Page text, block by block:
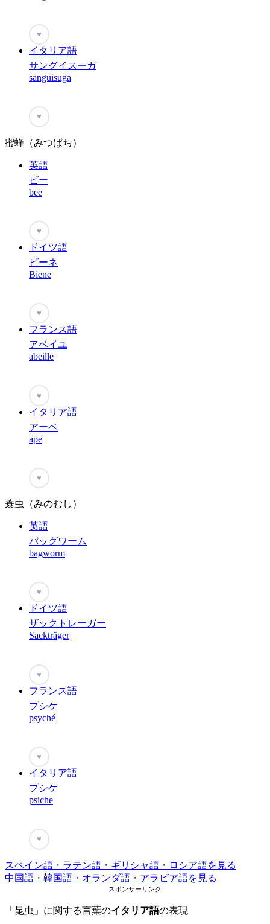
♥
イタリア語
サングイスーガ
sanguisuga
♥
蜜蜂（みつばち）
英語
ビー
bee
♥
ドイツ語
ビーネ
Biene
♥
フランス語
アベイユ
abeille
♥
イタリア語
アーペ
ape
♥
蓑虫（みのむし）
英語
バッグワーム
bagworm
♥
ドイツ語
ザックトレーガー
Sackträger
♥
フランス語
プシケ
psyché
♥
イタリア語
プシケ
psiche
♥
スペイン語・ラテン語・ギリシャ語・ロシア語を見る
中国語・韓国語・オランダ語・アラビア語を見る
スポンサーリンク
「昆虫」に関する言葉のイタリア語の表現